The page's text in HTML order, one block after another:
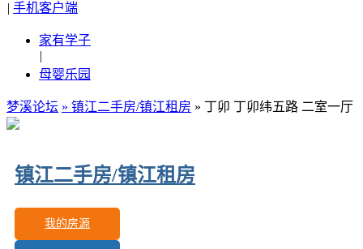
| 手机客户端
家有学子
|
母婴乐园
梦溪论坛 » 镇江二手房/镇江租房 » 丁卯 丁卯纬五路 二室一厅
镇江二手房/镇江租房
我的房源